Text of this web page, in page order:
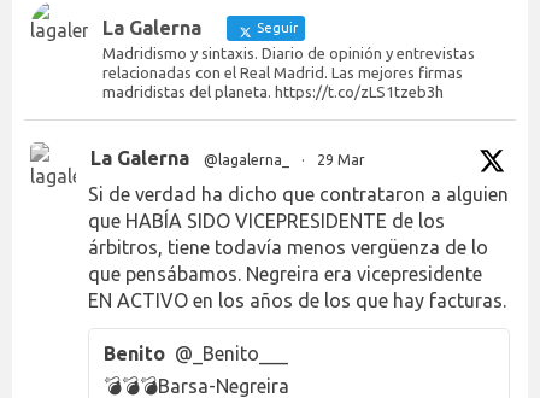
La Galerna Seguir
Madridismo y sintaxis. Diario de opinión y entrevistas
relacionadas con el Real Madrid. Las mejores firmas
madridistas del planeta. https://t.co/zLS1tzeb3h
La Galerna @lagalerna_ · 29 Mar
Si de verdad ha dicho que contrataron a alguien
que HABÍA SIDO VICEPRESIDENTE de los
árbitros, tiene todavía menos vergüenza de lo
que pensábamos. Negreira era vicepresidente
EN ACTIVO en los años de los que hay facturas.
Benito @_Benito___
💣💣💣Barsa-Negreira